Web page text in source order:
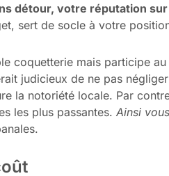
détour, votre réputation
sert de socle à votre
coquetterie mais participe
judicieux de ne pas
la notoriété locale. Par
les plus passantes. Ainsi